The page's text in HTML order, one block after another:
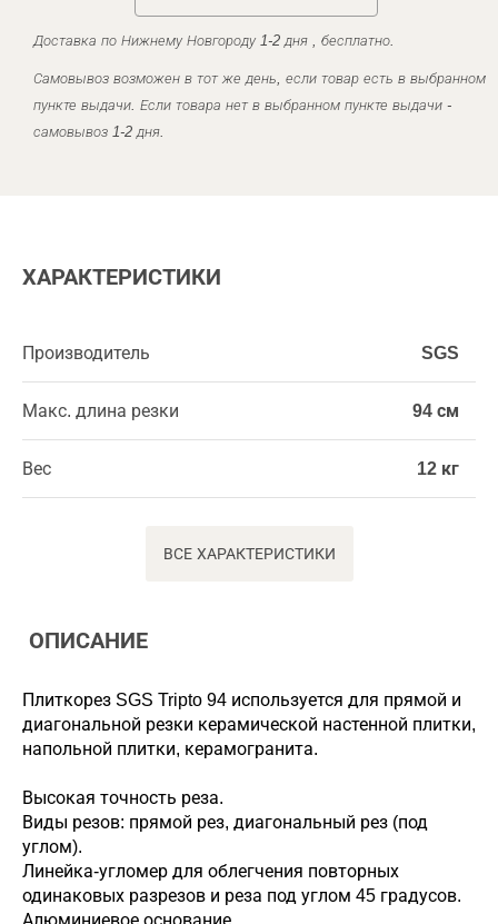
Доставка по Нижнему Новгороду 1-2 дня , бесплатно.
Самовывоз возможен в тот же день, если товар есть в выбранном
пункте выдачи. Если товара нет в выбранном пункте выдачи -
самовывоз 1-2 дня.
ХАРАКТЕРИСТИКИ
Производитель SGS
Макс. длина резки 94 см
Вес 12 кг
ВСЕ ХАРАКТЕРИСТИКИ
ОПИСАНИЕ
Плиткорез SGS Tripto 94 используется для прямой и
диагональной резки керамической настенной плитки,
напольной плитки, керамогранита.
Высокая точность реза.
Виды резов: прямой рез, диагональный рез (под
углом).
Линейка-угломер для облегчения повторных
одинаковых разрезов и реза под углом 45 градусов.
Алюминиевое основание.